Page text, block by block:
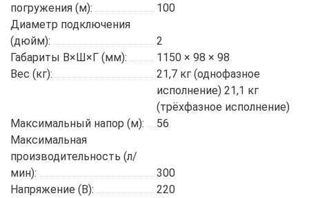
погружения (м):
100
Диаметр подключения
(дюйм):
2
Габариты В×Ш×Г (мм):
1150 × 98 × 98
Вес (кг):
21,7 кг (однофазное
исполнение) 21,1 кг
(трёхфазное исполнение)
Максимальный напор (м):
56
Максимальная
производительность (л/
мин):
300
Напряжение (В):
220